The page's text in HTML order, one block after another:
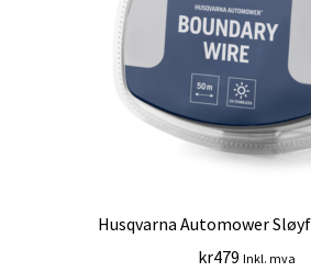
Husqvarna Automower
kr479 Inkl. mva